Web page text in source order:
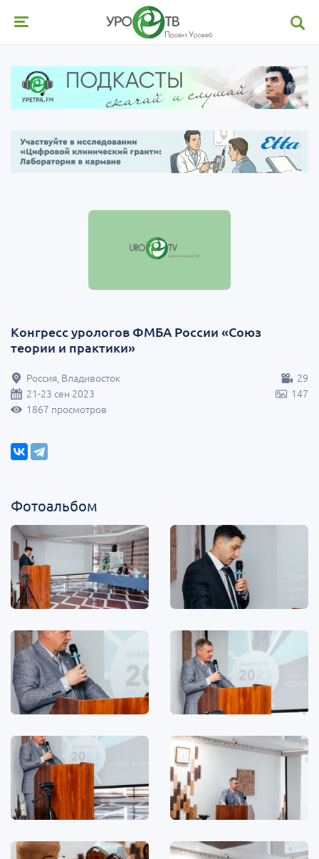
Конгресс урологов ФМБА России «Союз
теории и практики»
29
Россия, Владивосток
147
21-23 сен 2023
1867 просмотров
Фотоальбом